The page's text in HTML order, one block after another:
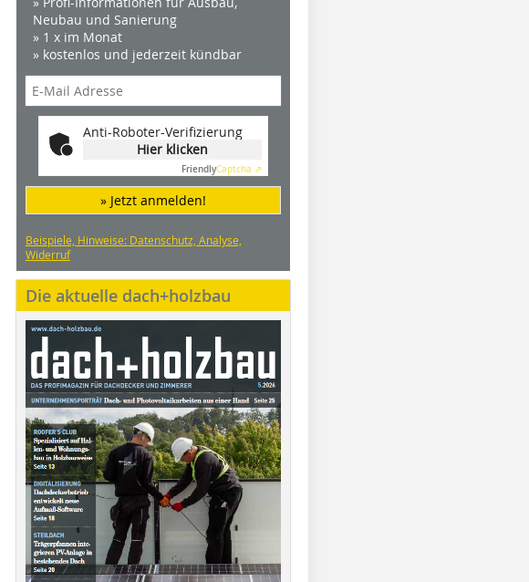
Neubau und Sanierung
» 1 x im Monat
» kostenlos und jederzeit kündbar
Anti-Roboter-Verifizierung
Hier klicken
FriendlyCaptcha ⇗
» Jetzt anmelden!
Beispiele, Hinweise: Datenschutz, Analyse,
Widerruf
Die aktuelle dach+holzbau